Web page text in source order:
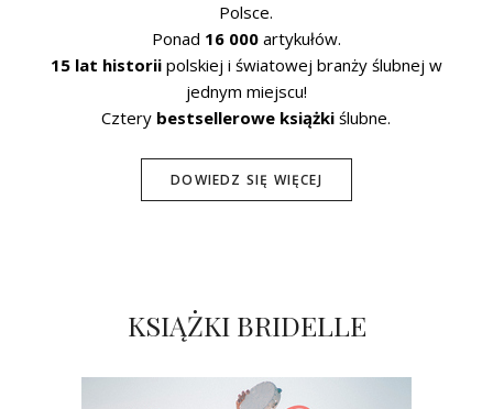
Polsce.
Ponad 16 000artykułów.
15 lat historiipolskiej i światowej branży ślubnej w
jednym miejscu!
Cztery bestsellerowe książki ślubne.
DOWIEDZ SIĘ WIĘCEJ
KSIĄŻKI BRIDELLE